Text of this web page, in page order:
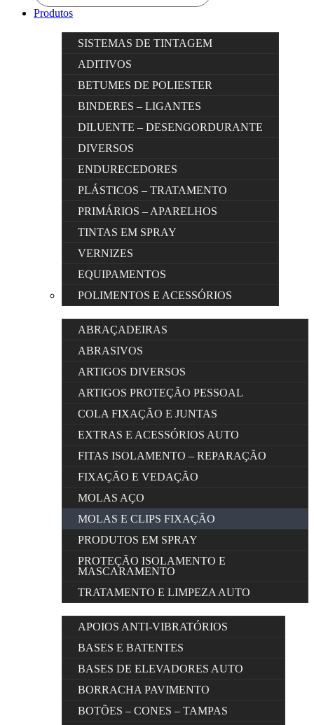
Produtos
SISTEMAS DE TINTAGEM
ADITIVOS
BETUMES DE POLIESTER
BINDERES – LIGANTES
DILUENTE – DESENGORDURANTE
DIVERSOS
ENDURECEDORES
PLÁSTICOS – TRATAMENTO
PRIMÁRIOS – APARELHOS
TINTAS EM SPRAY
VERNIZES
EQUIPAMENTOS
POLIMENTOS E ACESSÓRIOS
ABRAÇADEIRAS
ABRASIVOS
ARTIGOS DIVERSOS
ARTIGOS PROTEÇÃO PESSOAL
COLA FIXAÇÃO E JUNTAS
EXTRAS E ACESSÓRIOS AUTO
FITAS ISOLAMENTO – REPARAÇÃO
FIXAÇÃO E VEDAÇÃO
MOLAS AÇO
MOLAS E CLIPS FIXAÇÃO
PRODUTOS EM SPRAY
PROTEÇÃO ISOLAMENTO E
MASCARAMENTO
TRATAMENTO E LIMPEZA AUTO
APOIOS ANTI-VIBRATÓRIOS
BASES E BATENTES
BASES DE ELEVADORES AUTO
BORRACHA PAVIMENTO
BOTÕES – CONES – TAMPAS